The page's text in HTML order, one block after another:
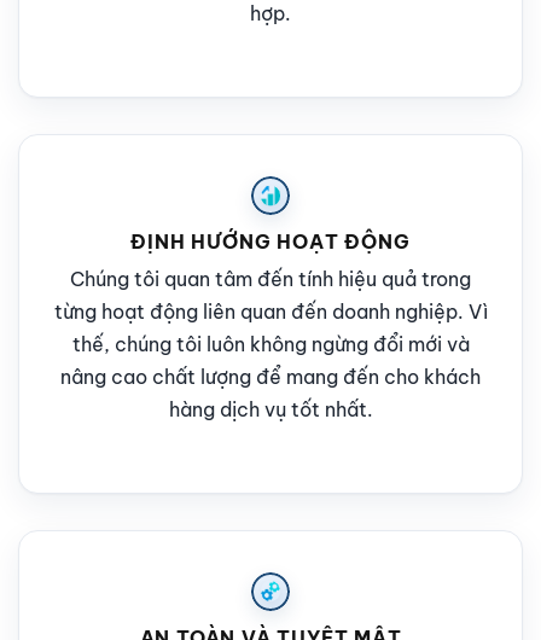
hợp.
ĐỊNH HƯỚNG HOẠT ĐỘNG
Chúng tôi quan tâm đến tính hiệu quả trong
từng hoạt động liên quan đến doanh nghiệp. Vì
thế, chúng tôi luôn không ngừng đổi mới và
nâng cao chất lượng để mang đến cho khách
hàng dịch vụ tốt nhất.